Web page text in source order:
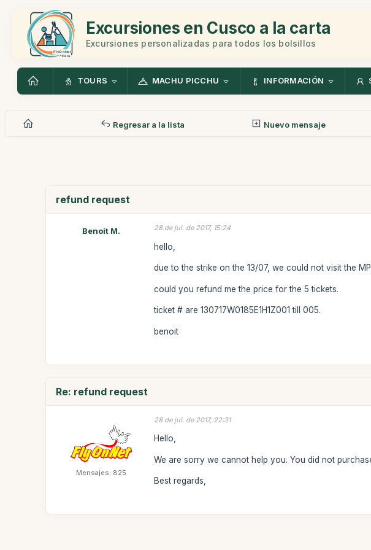
Excursiones en Cusco a la carta
Excursiones personalizadas para todos los bolsillos
TOURS MACHU PICCHU INFORMACIÓN
Regresar a la lista Nuevo mensaje
refund request
Benoit M. 28 de jul. de 2017, 15:24
hello,
due to the strike on the 13/07, we could not visit the
could you refund me the price for the 5 tickets.
ticket # are 130717W0185E1H1Z001 till 005.
benoit
Re: refund request
Mensajes: 825
28 de jul. de 2017, 22:31
Hello,
We are sorry we cannot help you. You did not
Best regards,